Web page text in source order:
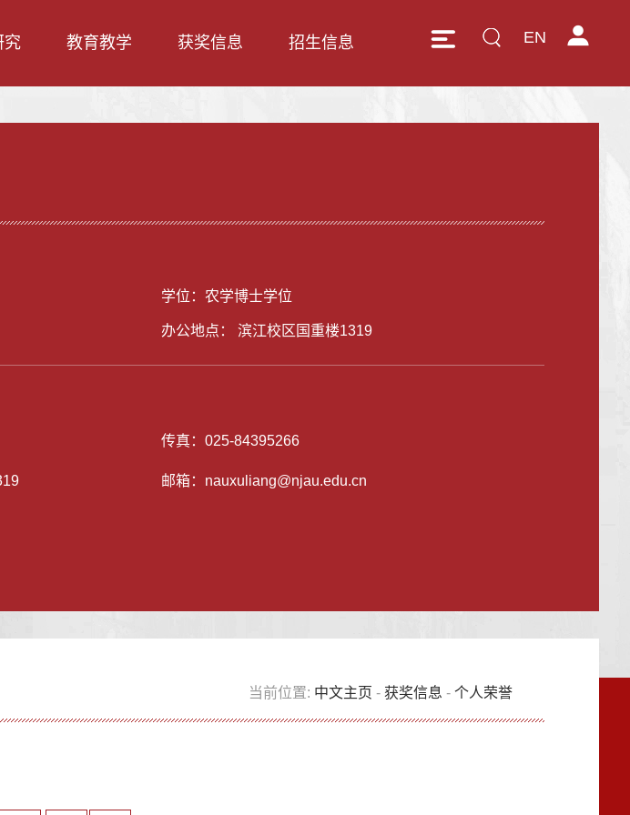
EN
究 教育教学 获奖信息 招生信息
学位：农学博士学位
办公地点： 滨江校区国重楼1319
传真：025-84395266
邮箱： nauxuliang@njau.edu.cn
当前位置: 中文主页 -获奖信息 -个人荣誉